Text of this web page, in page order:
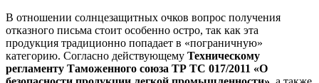
В отношении солнцезащитных очков вопрос получения
отказного письма стоит особенно остро, так как эта
продукция традиционно попадает в «пограничную»
категорию. Согласно действующему Техническому
регламенту Таможенного союза ТР ТС 017/2011 «О